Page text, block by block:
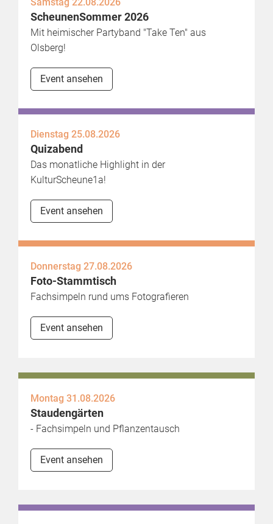
ScheunenSommer 2026
Mit heimischer Partyband "Take Ten" aus
Olsberg!
Event ansehen
Dienstag 25.08.2026
Quizabend
Das monatliche Highlight in der
KulturScheune1a!
Event ansehen
Donnerstag 27.08.2026
Foto-Stammtisch
Fachsimpeln rund ums Fotografieren
Event ansehen
Montag 31.08.2026
Staudengärten
- Fachsimpeln und Pflanzentausch
Event ansehen